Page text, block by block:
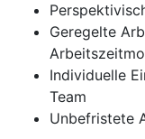
Geregelte
Individuelle
Team
Unbefristete